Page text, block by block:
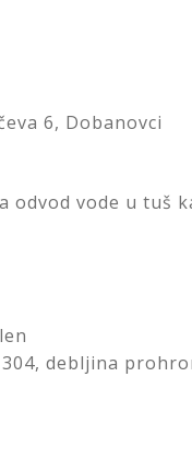
6, Dobanovci
odvod vode u tuš
debljina